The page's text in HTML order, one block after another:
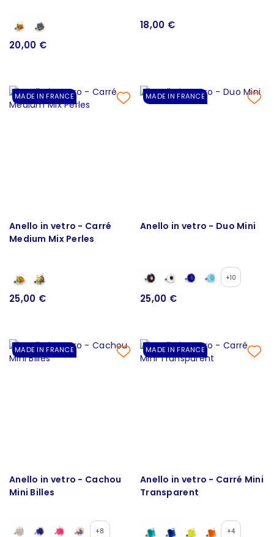
20,00 €
18,00 €
MADE IN FRANCE
Anello in vetro - Carré
Medium Mix Perles
25,00 €
MADE IN FRANCE
Anello in vetro - Duo Mini
+10
25,00 €
MADE IN FRANCE
Anello in vetro - Cachou
Mini Billes
+8
MADE IN FRANCE
Anello in vetro - Carré Mini
Transparent
+4